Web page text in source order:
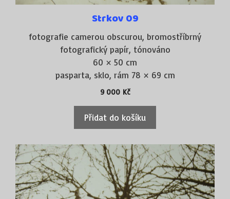
Strkov 09
fotografie camerou obscurou, bromostříbrný
fotografický papír, tónováno
60 × 50 cm
pasparta, sklo, rám 78 × 69 cm
9 000 Kč
Přidat do košíku